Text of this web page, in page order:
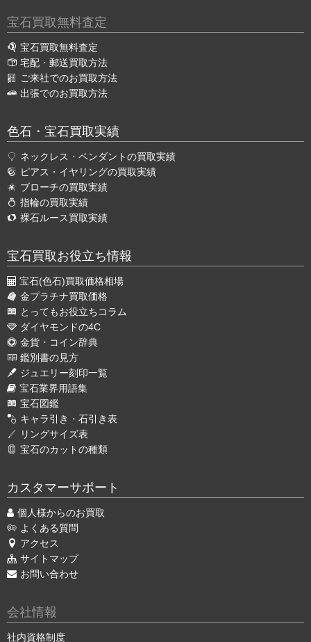
宝石買取無料査定
宝石買取無料査定
宅配・郵送買取方法
ご来社でのお買取方法
出張でのお買取方法
色石・宝石買取実績
ネックレス・ペンダントの買取実績
ピアス・イヤリングの買取実績
ブローチの買取実績
指輪の買取実績
裸石ルース買取実績
宝石買取お役立ち情報
宝石(色石)買取価格相場
金プラチナ買取価格
とってもお役立ちコラム
ダイヤモンドの4C
金貨・コイン辞典
鑑別書の見方
ジュエリー刻印一覧
宝石業界用語集
宝石図鑑
キャラ引き・石引き表
リングサイズ表
宝石のカットの種類
カスタマーサポート
個人様からのお買取
よくある質問
アクセス
サイトマップ
お問い合わせ
会社情報
社内資格制度